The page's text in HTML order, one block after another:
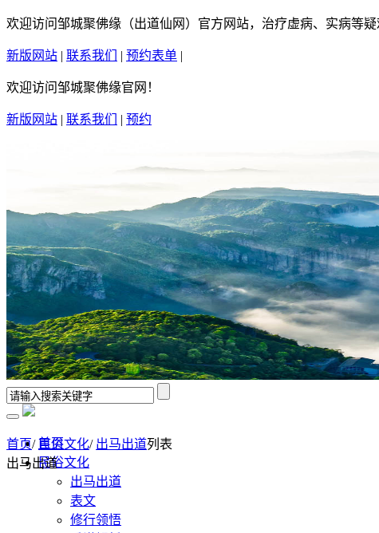
欢迎访问邹城聚佛缘（出道仙网）官方网站，治疗虚病、实病等
新版网站 | 联系我们 | 预约表单 |
欢迎访问邹城聚佛缘官网！
新版网站 | 联系我们 | 预约
首页
民俗文化
出马出道
表文
修行领悟
首页/民俗文化/ 出马出道列表
出马出道